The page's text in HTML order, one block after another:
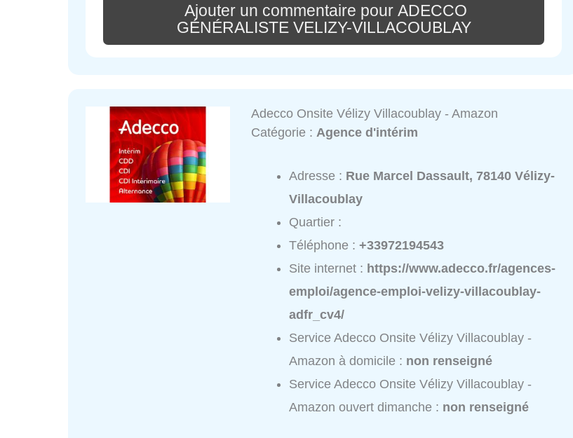
Ajouter un commentaire pour ADECCO
GÉNÉRALISTE VELIZY-VILLACOUBLAY
Adecco Onsite Vélizy Villacoublay - Amazon
Catégorie : Agence d'intérim
Adresse : Rue Marcel Dassault, 78140 Vélizy-
Villacoublay
Quartier :
Téléphone :+33972194543
Site internet : https://www.adecco.fr/agences-
emploi/agence-emploi-velizy-villacoublay-
adfr_cv4/
Service Adecco Onsite Vélizy Villacoublay -
Amazon à domicile : non renseigné
Service Adecco Onsite Vélizy Villacoublay -
Amazon ouvert dimanche : non renseigné